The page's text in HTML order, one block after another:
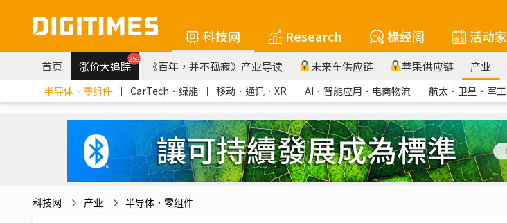
科技网 Research 椽经阁 活动家
首页 涨价大追踪259 《百年，并不孤寂》产业导读 未来车供应链 苹果供应链 产业
半导体．零组件 ｜ CarTech．绿能 ｜ 移动．通讯．XR ｜ AI．智能应用．电商物流 ｜ 航太．卫星．军工
科技网 产业 半导体．零组件